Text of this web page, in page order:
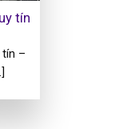
tín
tín –